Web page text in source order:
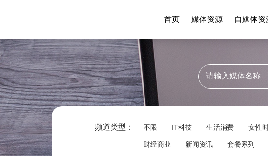
首页 媒体资源 自媒体资
频道类型： 不限 IT科技 生活消费 女性
财经商业 新闻资讯 套餐系列